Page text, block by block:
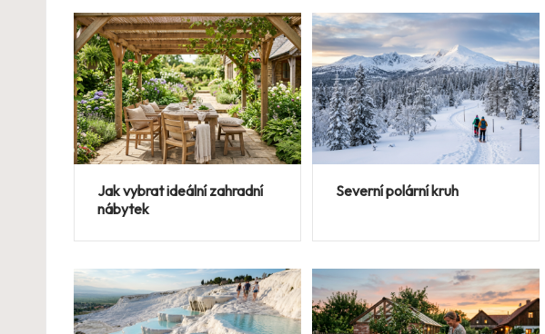
Jak vybrat ideální zahradní
nábytek
Severní polární kruh